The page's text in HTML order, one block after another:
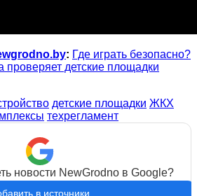
: Где играть безопасно?
проверяет детские площадки
детские площадки ЖКХ
техрегламент
новости NewGrodno в Google?
в источники